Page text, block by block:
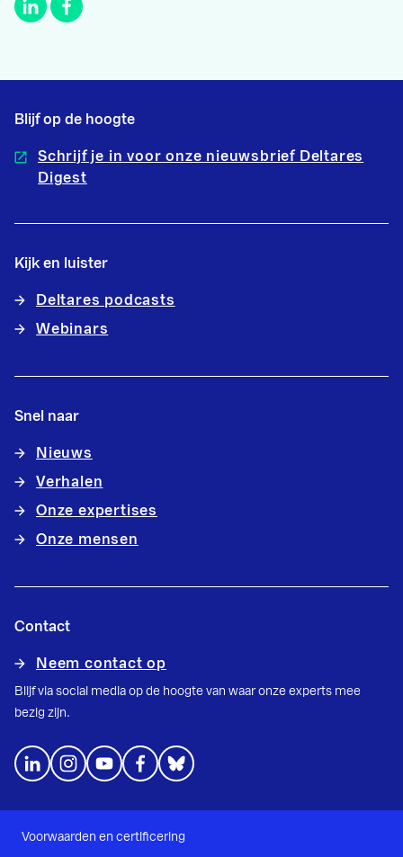
Blijf op de hoogte
Schrijf je in voor onze nieuwsbrief Deltares
Digest
Kijk en luister
Deltares podcasts
Webinars
Snel naar
Nieuws
Verhalen
Onze expertises
Onze mensen
Contact
Neem contact op
Blijf via social media op de hoogte van waar onze experts mee
bezig zijn.
Voorwaarden en certificering